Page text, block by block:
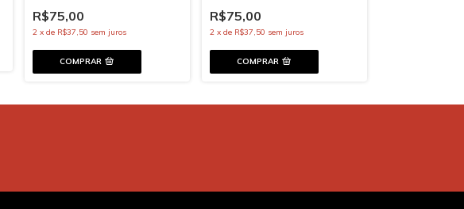
R$75,00
2 x de R$37,50 sem juros
COMPRAR
R$75,00
2 x de R$37,50 sem juros
COMPRAR